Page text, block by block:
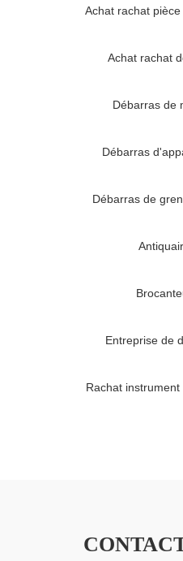
Achat rachat
Achat rachat
Débarras de
Débarras
Débarras de
Entreprise de
Rachat